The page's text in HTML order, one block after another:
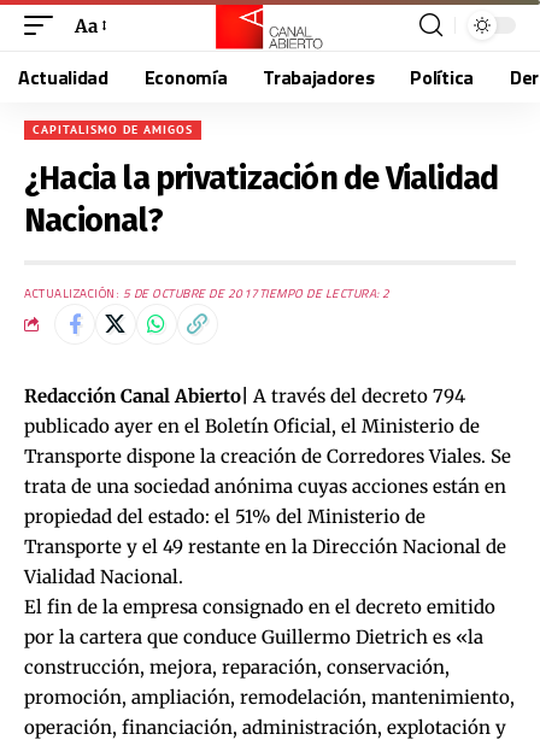
Aa
Actualidad Economía Trabajadores Política
CAPITALISMO DE AMIGOS
¿Hacia la privatización de Vialidad
Nacional?
ACTUALIZACIÓN: 5 DE OCTUBRE DE 2017TIEMPO DE LECTURA: 2
Redacción Canal Abierto| A través del decreto 794
publicado ayer en el Boletín Oficial, el Ministerio de
Transporte dispone la creación de Corredores Viales. Se
trata de una sociedad anónima cuyas acciones están en
propiedad del estado: el 51% del Ministerio de
Transporte y el 49 restante en la Dirección Nacional de
Vialidad Nacional.
El fin de la empresa consignado en el decreto emitido
por la cartera que conduce Guillermo Dietrich es «la
construcción, mejora, reparación, conservación,
promoción, ampliación, remodelación, mantenimiento,
operación, financiación, administración, explotación y